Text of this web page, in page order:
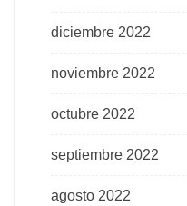
diciembre 2022
noviembre 2022
octubre 2022
septiembre 2022
agosto 2022